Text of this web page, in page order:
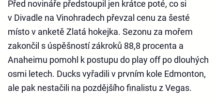
Před novináře předstoupil jen krátce poté, co si
v Divadle na Vinohradech převzal cenu za šesté
místo v anketě Zlatá hokejka. Sezonu za mořem
zakončil s úspěšností zákroků 88,8 procenta a
Anaheimu pomohl k postupu do play off po dlouhých
osmi letech. Ducks vyřadili v prvním kole Edmonton,
ale pak nestačili na pozdějšího finalistu z Vegas.